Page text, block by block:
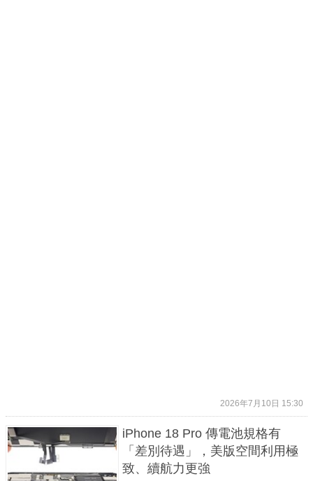
2026年7月10日 15:30
iPhone 18 Pro 傳電池規格有
「差別待遇」，美版空間利用極
致、續航力更強